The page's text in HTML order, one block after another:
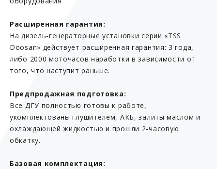
Расширенная гарантия:
На дизель-генераторные установки серии «TSS
Doosan» действует расширенная гарантия: 3 года,
либо 2000 моточасов наработки в зависимости от
того, что наступит раньше.
Предпродажная подготовка:
Все ДГУ полностью готовы к работе,
укомплектованы глушителем, АКБ, залиты маслом и
охлаждающей жидкостью и прошли 2-часовую
обкатку.
Базовая комплектация: